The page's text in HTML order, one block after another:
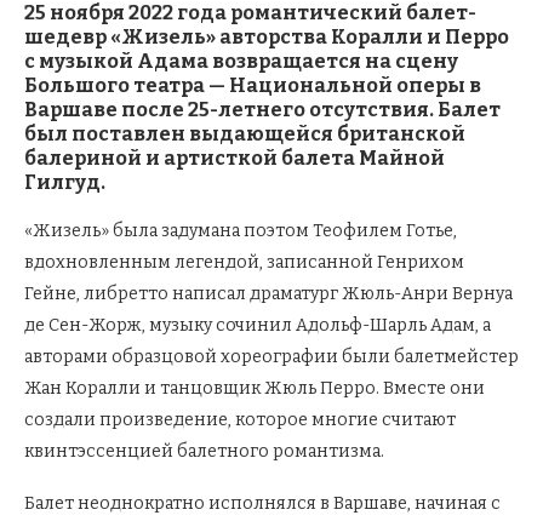
25 ноября 2022 года романтический балет-
шедевр «Жизель» авторства Коралли и Перро
с музыкой Адама возвращается на сцену
Большого театра — Национальной оперы в
Варшаве после 25-летнего отсутствия. Балет
был поставлен выдающейся британской
балериной и артисткой балета Майной
Гилгуд.
«Жизель» была задумана поэтом Теофилем Готье,
вдохновленным легендой, записанной Генрихом
Гейне, либретто написал драматург Жюль-Анри Вернуа
де Сен-Жорж, музыку сочинил Адольф-Шарль Адам, а
авторами образцовой хореографии были балетмейстер
Жан Коралли и танцовщик Жюль Перро. Вместе они
создали произведение, которое многие считают
квинтэссенцией балетного романтизма.
Балет неоднократно исполнялся в Варшаве, начиная с